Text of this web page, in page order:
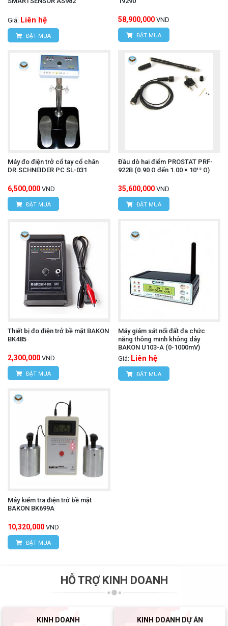
Giá: Liên hệ
ĐẶT MUA
58,900,000 VND
ĐẶT MUA
Máy đo điện trở cổ tay cổ chân
DR.SCHNEIDER PC SL-031
6,500,000 VND
ĐẶT MUA
Đầu dò hai điểm PROSTAT PRF-
922B (0.90 Ω đến 1.00 × 10¹² Ω)
35,600,000 VND
ĐẶT MUA
Thiết bị đo điện trở bề mặt BAKON
BK485
2,300,000 VND
ĐẶT MUA
Máy giám sát nối đất đa chức
năng thông minh không dây
BAKON U103-A (0-1000mV)
Giá: Liên hệ
ĐẶT MUA
Máy kiểm tra điện trở bề mặt
BAKON BK699A
10,320,000 VND
ĐẶT MUA
HỖ TRỢ KINH DOANH
KINH DOANH
KINH DOANH DỰ ÁN